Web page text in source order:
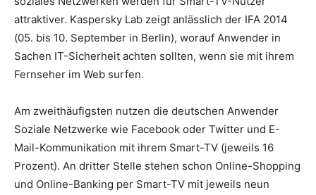
attraktiver. Kaspersky Lab zeigt anlässlich der IFA 2014
(05. bis 10. September in Berlin), worauf Anwender in
Sachen IT-Sicherheit achten sollten, wenn sie mit ihrem
Fernseher im Web surfen.
Am zweithäufigsten nutzen die deutschen Anwender
Soziale Netzwerke wie Facebook oder Twitter und E-
Mail-Kommunikation mit ihrem Smart-TV (jeweils 16
Prozent). An dritter Stelle stehen schon Online-Shopping
und Online-Banking per Smart-TV mit jeweils neun